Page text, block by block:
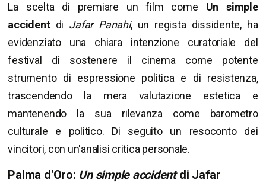
La scelta di premiare un film come Un simple
accident di Jafar Panahi, un regista dissidente, ha
evidenziato una chiara intenzione curatoriale del
festival di sostenere il cinema come potente
strumento di espressione politica e di resistenza,
trascendendo la mera valutazione estetica e
mantenendo la sua rilevanza come barometro
culturale e politico. Di seguito un resoconto dei
vincitori, con un'analisi critica personale.
Palma d'Oro: Un simple accidentdi Jafar